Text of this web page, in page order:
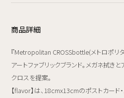
商品詳細
『Metropolitan CROSSbottle(メトロポリ
アートファブリックブランド。メガネ拭き
クロスを提案。
【flavor】は、18cmx13cmのポストカード